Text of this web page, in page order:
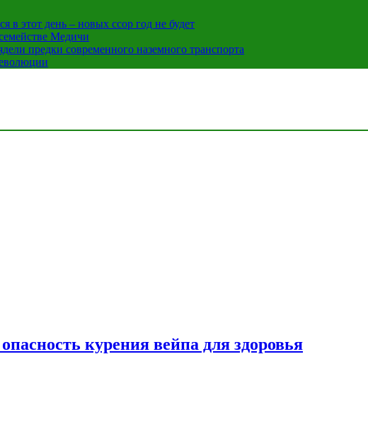
этот день – новых ссор год не будет
Медичи
предки современного наземного транспорта
курения вейпа для здоровья